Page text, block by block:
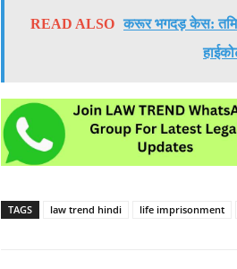
READ ALSO करूर भगदड़ केस:
TAGS law trend hindi life imprisonment